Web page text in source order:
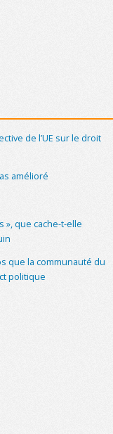
de l’UE sur le droit
amélioré
», que cache-t-elle
que la communauté du
politique